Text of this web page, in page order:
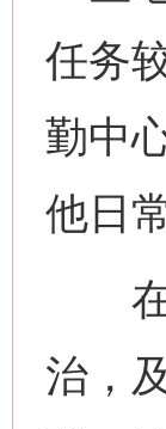
任务
勤中
他日
在
治，